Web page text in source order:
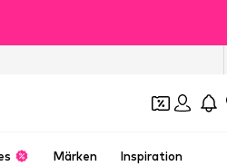
Märken Inspiration